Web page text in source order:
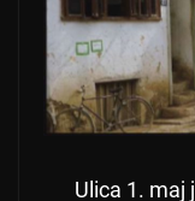
Ulica 1. maj